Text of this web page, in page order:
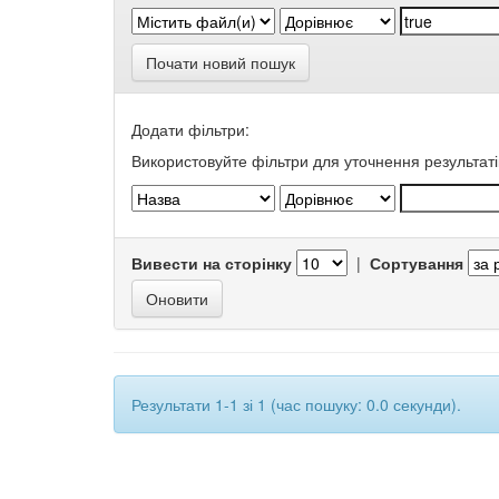
Почати новий пошук
Додати фільтри:
Використовуйте фільтри для уточнення
Вивести на сторінку | Сортування
Результати 1-1 зі 1 (час пошуку: 0.0 секунди).